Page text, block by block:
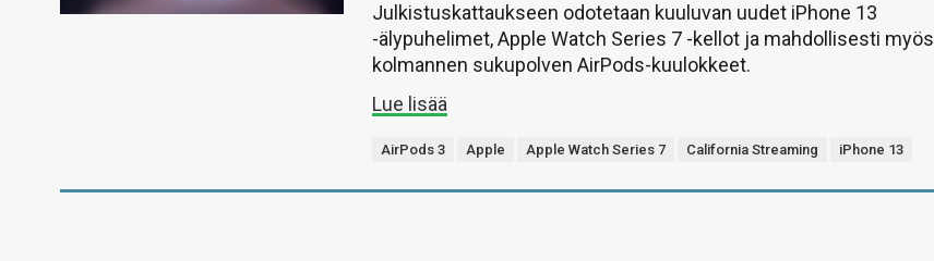
Julkistuskattaukseen odotetaan kuuluvan uudet iPhone 13
-älypuhelimet, Apple Watch Series 7 -kellot ja mahdollisesti myös
kolmannen sukupolven AirPods-kuulokkeet.
Lue lisää
AirPods 3 Apple Apple Watch Series 7 California Streaming iPhone 13